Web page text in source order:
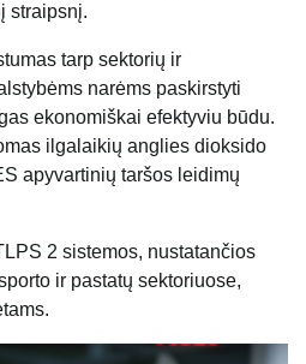
straipsnį.
tarp sektorių ir
narėms paskirstyti
ekonomiškai efektyviu būdu.
ilgalaikių anglies dioksido
apyvartinių taršos leidimų
2 sistemos, nustatančios
ir pastatų sektoriuose,